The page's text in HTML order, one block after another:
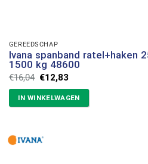
GEREEDSCHAP
Ivana spanband ratel+haken
1500 kg 48600
€16,04 Oorspronkelijke
prijs
was:
€16,04.
€12,83Huidige
is:
€12,83.
IN WINKELWAGEN